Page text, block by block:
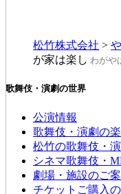
松竹株式会社 >
が家は楽し わがや
歌舞伎・演劇の世界
公演情報
歌舞伎・演劇の
松竹の歌舞伎・
シネマ歌舞伎・
劇場・施設のご
チケットご購入